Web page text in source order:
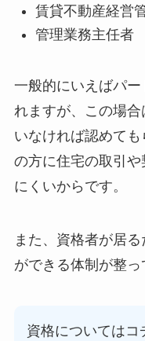
賃貸不動産経営
管理業務主任者
一般的にいえばパ
れますが、この場
いなければ認めて
の方に住宅の取引や
にくいからです。
また、資格者が居
ができる体制が整っ
資格についてはコ